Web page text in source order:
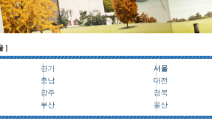
]
경기 서울
충남 대전
광주 경북
부산 울산